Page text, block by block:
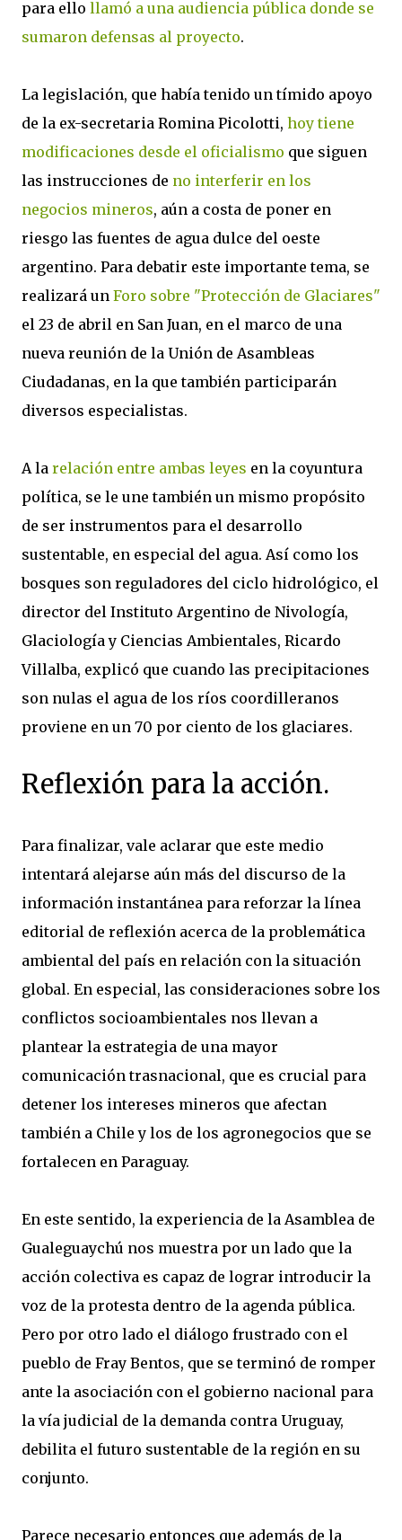
para ello llamó a una audiencia pública donde se
sumaron defensas al proyecto.
La legislación, que había tenido un tímido apoyo
de la ex-secretaria Romina Picolotti, hoy tiene
modificaciones desde el oficialismo que siguen
las instrucciones de no interferir en los
negocios mineros, aún a costa de poner en
riesgo las fuentes de agua dulce del oeste
argentino. Para debatir este importante tema, se
realizará un Foro sobre "Protección de Glaciares"
el 23 de abril en San Juan, en el marco de una
nueva reunión de la Unión de Asambleas
Ciudadanas, en la que también participarán
diversos especialistas.
A la relación entre ambas leyes en la coyuntura
política, se le une también un mismo propósito
de ser instrumentos para el desarrollo
sustentable, en especial del agua. Así como los
bosques son reguladores del ciclo hidrológico, el
director del Instituto Argentino de Nivología,
Glaciología y Ciencias Ambientales, Ricardo
Villalba, explicó que cuando las precipitaciones
son nulas el agua de los ríos coordilleranos
proviene en un 70 por ciento de los glaciares.
Reflexión para la acción.
Para finalizar, vale aclarar que este medio
intentará alejarse aún más del discurso de la
información instantánea para reforzar la línea
editorial de reflexión acerca de la problemática
ambiental del país en relación con la situación
global. En especial, las consideraciones sobre los
conflictos socioambientales nos llevan a
plantear la estrategia de una mayor
comunicación trasnacional, que es crucial para
detener los intereses mineros que afectan
también a Chile y los de los agronegocios que se
fortalecen en Paraguay.
En este sentido, la experiencia de la Asamblea de
Gualeguaychú nos muestra por un lado que la
acción colectiva es capaz de lograr introducir la
voz de la protesta dentro de la agenda pública.
Pero por otro lado el diálogo frustrado con el
pueblo de Fray Bentos, que se terminó de romper
ante la asociación con el gobierno nacional para
la vía judicial de la demanda contra Uruguay,
debilita el futuro sustentable de la región en su
conjunto.
Parece necesario entonces que además de la